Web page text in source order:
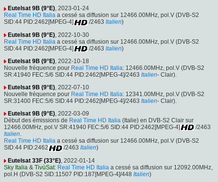
Eutelsat 9B (9°E), 2023-01-24
Real Time HD Italia a cessé sa diffusion sur 12466.00MHz, pol.V (DVB-S2
SID:44 PID:2462[MPEG-4]
/2463 Italien)
Eutelsat 9B (9°E) , 2022-10-30
Real Time HD Italia a cessé sa diffusion sur 12466.00MHz, pol.V (DVB-S2
SID:44 PID:2462[MPEG-4]
/2463 Italien)
Eutelsat 9B (9°E), 2022-10-18
Nouvelle fréquence pour Real Time HD Italia: 12466.00MHz, pol.V (DVB-S2
SR:41940 FEC:5/6 SID:44 PID:2462[MPEG-4]/2463 Italien- Clair).
Eutelsat 9B (9°E), 2022-07-10
Nouvelle fréquence pour Real Time HD Italia: 12341.00MHz, pol.V (DVB-S2
SR:31400 FEC:5/6 SID:44 PID:2462[MPEG-4]/2463 Italien- Clair).
Eutelsat 9B (9°E), 2022-03-09
Début des émissions de Real Time HD Italia (Italie) en DVB-S2 Clair sur
12466.00MHz, pol.V SR:41940 FEC:5/6 SID:44 PID:2462[MPEG-4]
/2463
Italien.
Real Time HD Italia a cessé sa diffusion sur 12466.00MHz, pol.V (DVB-S2
SID:44 PID:2462
/2463 Italien)
Eutelsat 33F (33°E) , 2022-01-14
Sky Italia & TivùSat: Real Time HD Italia a cessé sa diffusion sur 12092.00MHz,
pol.H (DVB-S2 SID:11507 PID:187[MPEG-4]/448 Italien)